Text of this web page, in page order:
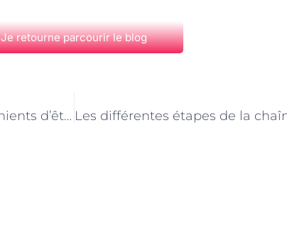
Je retourne parcourir le blog
Les avantages et inconvénients d’être livreur de course à domicile à Paris